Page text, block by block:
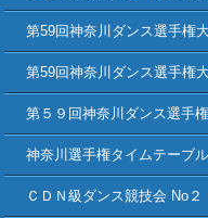
第59回神奈川ダンス選手権
第59回神奈川ダンス選手権
第５９回神奈川ダンス選手
神奈川選手権タイムテーブル
ＣＤＮ級ダンス競技会 No２